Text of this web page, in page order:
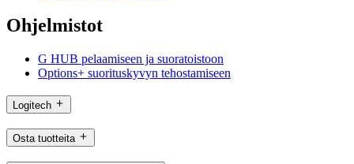
Ohjelmistot
G HUB pelaamiseen ja suoratoistoon
Options+ suorituskyvyn tehostamiseen
Logitech
Osta tuotteita